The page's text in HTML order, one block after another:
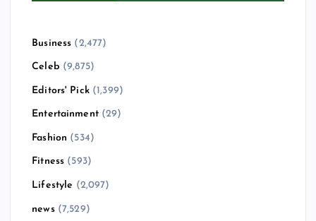
Business (2,477)
Celeb (9,875)
Editors' Pick(1,399)
Entertainment(29)
Fashion (534)
Fitness (593)
Lifestyle (2,097)
news(7,529)